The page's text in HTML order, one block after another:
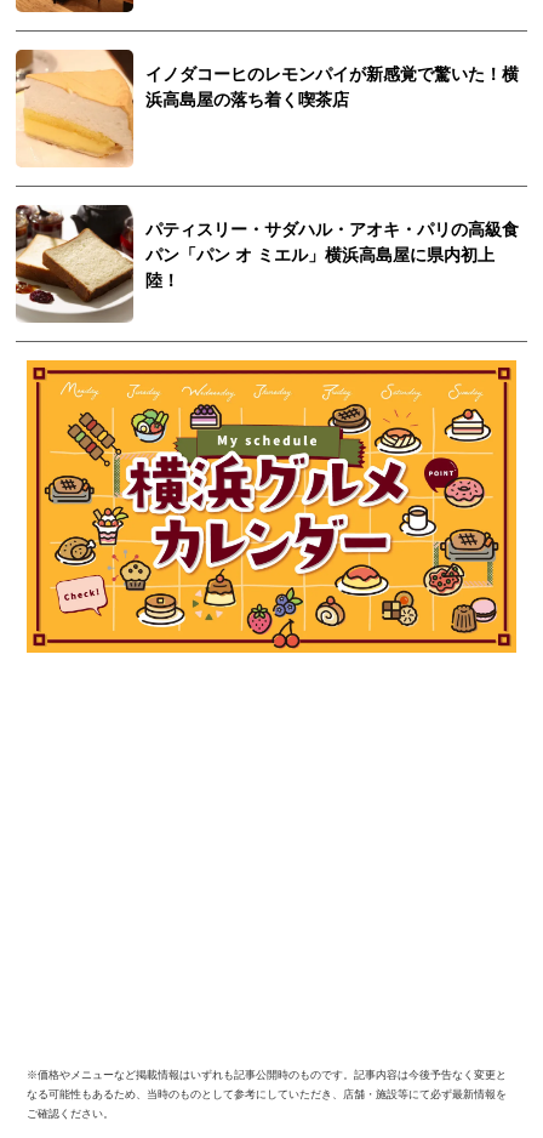
イノダコーヒのレモンパイが新感覚で驚いた！横
浜高島屋の落ち着く喫茶店
パティスリー・サダハル・アオキ・パリの高級食
パン「パン オ ミエル」横浜高島屋に県内初上
陸！
※価格やメニューなど掲載情報はいずれも記事公開時のものです。記事内容は今後予告なく変更と
なる可能性もあるため、当時のものとして参考にしていただき、店舗・施設等にて必ず最新情報を
ご確認ください。